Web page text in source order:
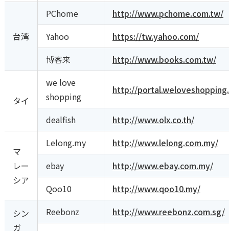
台湾
PChome
http://www.pchome.com.tw/
Yahoo
https://tw.yahoo.com/
博客来
http://www.books.com.tw/
タイ
we love
shopping
http://
dealfish http://www.olx.co.th/
マ
レー
シア
Lelong.my
http://www.lelong.com.my/
ebay
http://www.ebay.com.my/
Qoo10
http://www.qoo10.my/
シン
ガ
Reebonz
http://www.reebonz.com.sg/